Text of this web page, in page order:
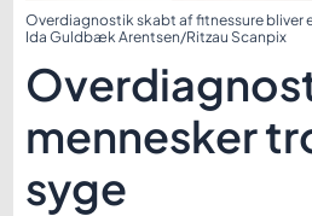
Overdiagnostik skabt af fitnessure bliver
Ida Guldbæk Arentsen/Ritzau Scanpix
mennesker
syge